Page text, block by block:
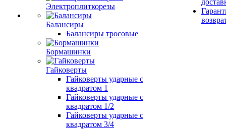
Электроплиткорезы
Балансиры
Балансиры тросовые
Бормашинки
Гайковерты
Гайковерты ударные с
квадратом 1
Гайковерты ударные с
квадратом 1/2
Гайковерты ударные с
квадратом 3/4